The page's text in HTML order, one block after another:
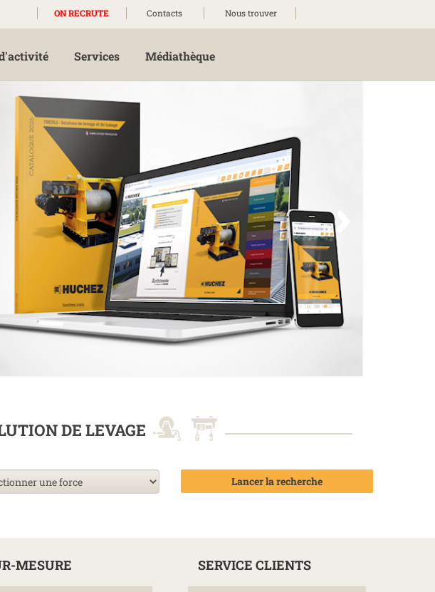
ON RECRUTE Contacts Nous trouver
Services Médiathèque
DE LEVAGE
Lancer la recherche
MESURE SERVICE CLIENTS